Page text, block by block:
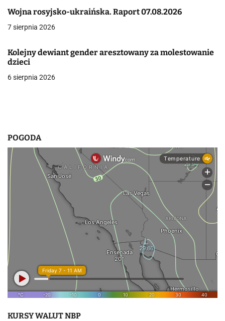
a
w
p
i
Wojna rosyjsko-ukraińska. Raport 07.08.2026
7 sierpnia 2026
Kolejny dewiant gender aresztowany za molestowanie
dzieci
6 sierpnia 2026
POGODA
KURSY WALUT NBP